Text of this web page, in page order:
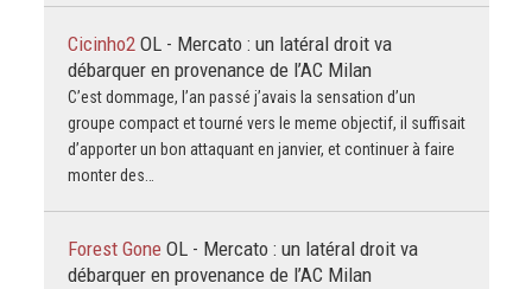
Cicinho2 OL - Mercato : un latéral droit va
débarquer en provenance de l’AC Milan
C’est dommage, l’an passé j’avais la sensation d’un
groupe compact et tourné vers le meme objectif, il suffisait
d’apporter un bon attaquant en janvier, et continuer à faire
monter des…
Forest Gone OL - Mercato : un latéral droit va
débarquer en provenance de l’AC Milan